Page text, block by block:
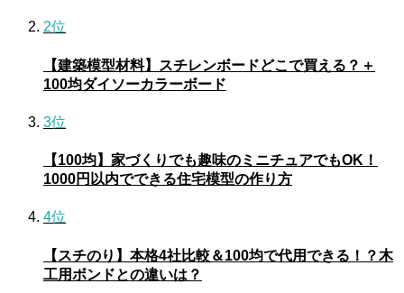
2位
【建築模型材料】スチレンボードどこで買える？＋
100均ダイソーカラーボード
3位
【100均】家づくりでも趣味のミニチュアでもOK！
1000円以内でできる住宅模型の作り方
4位
【スチのり】本格4社比較＆100均で代用できる！？木
工用ボンドとの違いは？